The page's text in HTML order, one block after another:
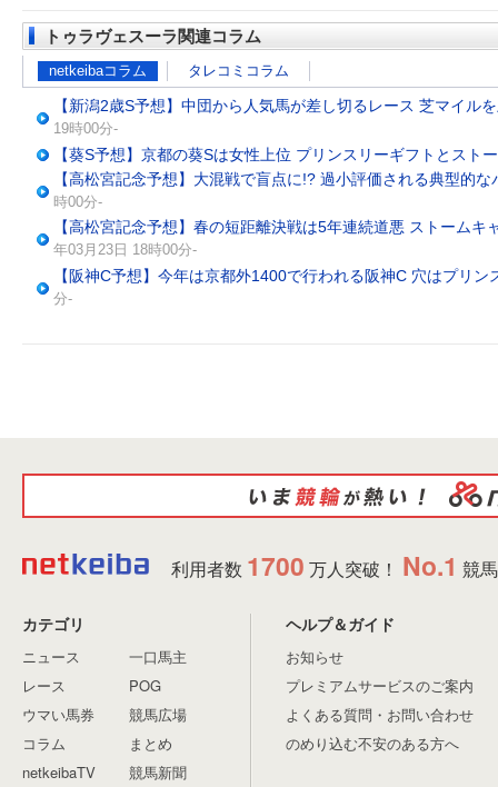
トゥラヴェスーラ関連コラム
netkeibaコラム タレコミコラム
【新潟2歳S予想】中団から人気馬が差し切るレース 芝マイル
19時00分-
【葵S予想】京都の葵Sは女性上位 プリンスリーギフトとスト
【高松宮記念予想】大混戦で盲点に!? 過小評価される典型的
時00分-
【高松宮記念予想】春の短距離決戦は5年連続道悪 ストーム
年03月23日 18時00分-
【阪神C予想】今年は京都外1400で行われる阪神C 穴はプリン
分-
利用者数 1700 万人突破！ No.1 競
カテゴリ
ニュース
レース
ウマい馬券
コラム
netkeibaTV
一口馬主
POG
競馬広場
まとめ
競馬新聞
ヘルプ＆ガイド
お知らせ
プレミアムサービスのご案内
よくある質問・お問い合わせ
のめり込む不安のある方へ